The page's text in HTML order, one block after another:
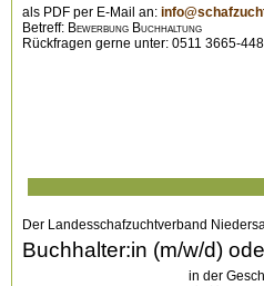
Ziel ist eine
Niedersachsen und
PodcastWolfsland
Journalist und